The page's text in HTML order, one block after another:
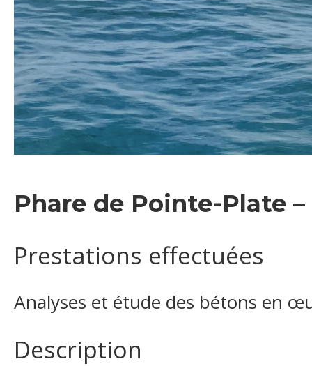
Phare de Pointe-Plate
Prestations effectuées
Analyses et étude des bétons en
Description